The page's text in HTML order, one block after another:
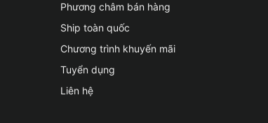
Phương châm bán hàng
Ship toàn quốc
Chương trình khuyến mãi
Tuyển dụng
Liên hệ